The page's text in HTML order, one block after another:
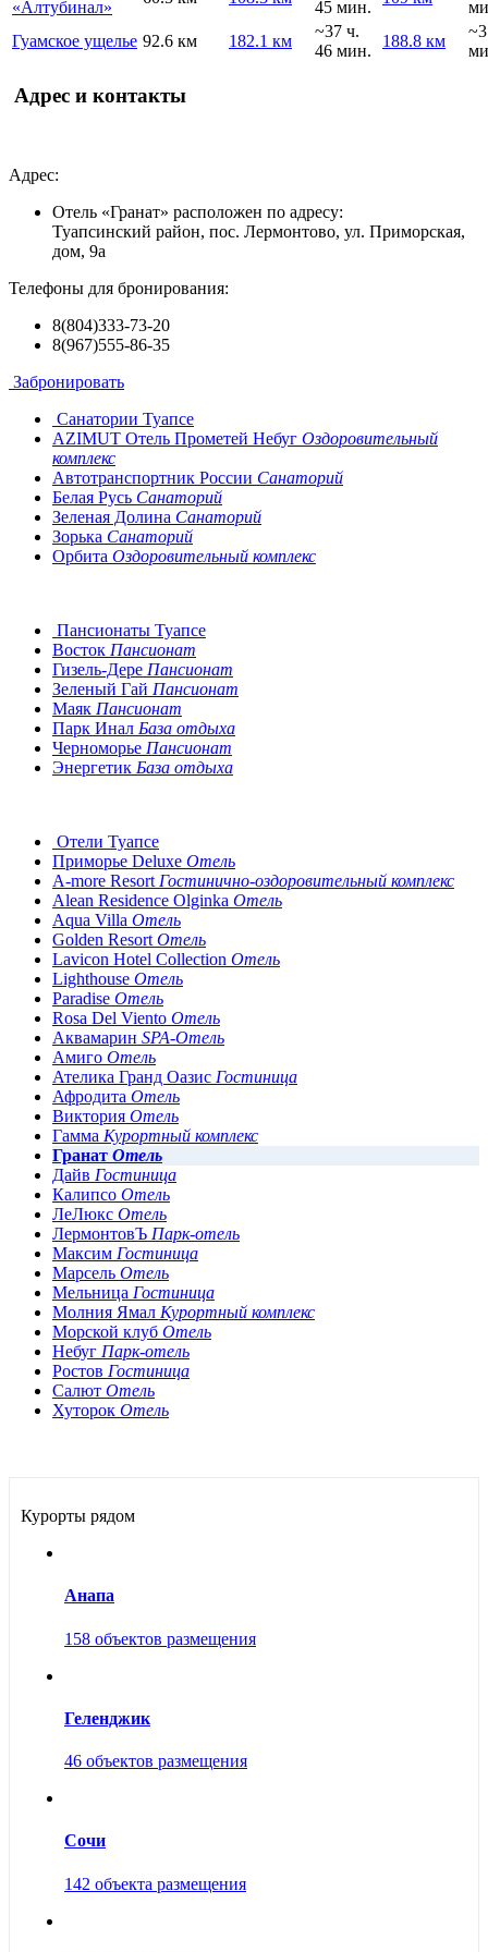
«Алтубинал» 45 мин.
Гуамское ущелье 92.6 км 182.1 км
~37 ч.
46 мин.
188.8 км
Адрес и контакты
Адрес:
Отель «Гранат» расположен по адресу:
Туапсинский район, пос. Лермонтово, ул. Приморская,
дом, 9а
Телефоны для бронирования:
8(804)333-73-20
8(967)555-86-35
Забронировать
Санатории Туапсе
AZIMUT Отель Прометей Небуг Оздоровительный
комплекс
Автотранспортник России Санаторий
Белая Русь Санаторий
Зеленая Долина Санаторий
Зорька Санаторий
Орбита Оздоровительный комплекс
Пансионаты Туапсе
Восток Пансионат
Гизель-Дере Пансионат
Зеленый Гай Пансионат
Маяк Пансионат
Парк Инал База отдыха
Черноморье Пансионат
Энергетик База отдыха
Отели Туапсе
Приморье Deluxe Отель
A-more Resort Гостинично-оздоровительный комплекс
Alean Residence Olginka Отель
Aqua Villa Отель
Golden Resort Отель
Lavicon Hotel Collection Отель
Lighthouse Отель
Paradise Отель
Rosa Del Viento Отель
Аквамарин SPA-Отель
Амиго Отель
Ателика Гранд Оазис Гостиница
Афродита Отель
Виктория Отель
Гамма Курортный комплекс
Гранат Отель
Дайв Гостиница
Калипсо Отель
ЛеЛюкс Отель
ЛермонтовЪ Парк-отель
Максим Гостиница
Марсель Отель
Мельница Гостиница
Молния Ямал Курортный комплекс
Морской клуб Отель
Небуг Парк-отель
Ростов Гостиница
Салют Отель
Хуторок Отель
Курорты рядом
Анапа
158 объектов размещения
Геленджик
46 объектов размещения
Сочи
142 объекта размещения